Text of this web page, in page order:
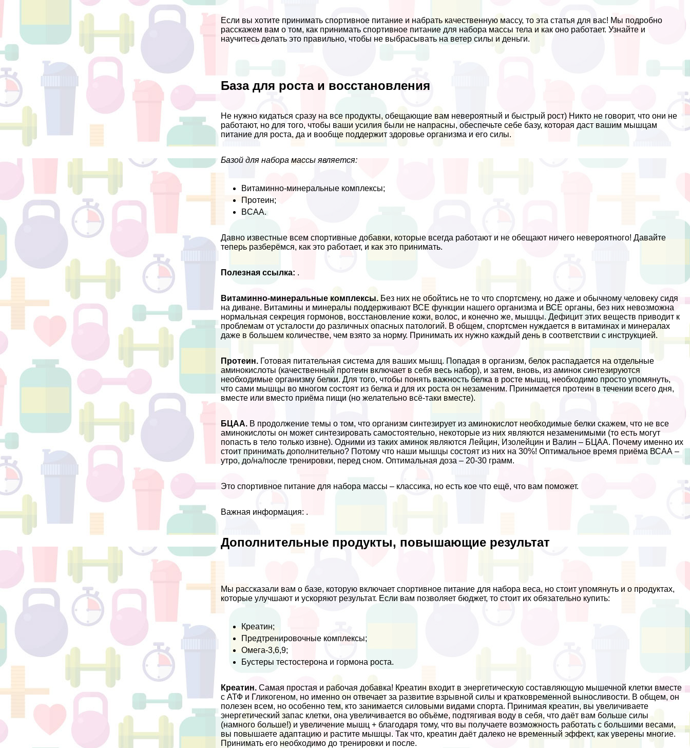
Если вы хотите принимать спортивное питание и набрать качественную массу, то эта статья для вас! Мы подробно
расскажем вам о том, как принимать спортивное питание для набора массы тела и как оно работает. Узнайте и
научитесь делать это правильно, чтобы не выбрасывать на ветер силы и деньги.
База для роста и восстановления
Не нужно кидаться сразу на все продукты, обещающие вам невероятный и быстрый рост) Никто не говорит, что они не
работают, но для того, чтобы ваши усилия были не напрасны, обеспечьте себе базу, которая даст вашим мышцам
питание для роста, да и вообще поддержит здоровье организма и его силы.
Базой для набора массы является:
Витаминно-минеральные комплексы;
Протеин;
BCAA.
Давно известные всем спортивные добавки, которые всегда работают и не обещают ничего невероятного! Давайте
теперь разберёмся, как это работает, и как это принимать.
Полезная ссылка: .
Витаминно-минеральные комплексы. Без них не обойтись не то что спортсмену, но даже и обычному человеку сидя
на диване. Витамины и минералы поддерживают ВСЕ функции нашего организма и ВСЕ органы, без них невозможна
нормальная секреция гормонов, восстановление кожи, волос, и конечно же, мышцы. Дефицит этих веществ приводит к
проблемам от усталости до различных опасных патологий. В общем, спортсмен нуждается в витаминах и минералах
даже в большем количестве, чем взято за норму. Принимать их нужно каждый день в соответствии с инструкцией.
Протеин. Готовая питательная система для ваших мышц. Попадая в организм, белок распадается на отдельные
аминокислоты (качественный протеин включает в себя весь набор), и затем, вновь, из аминок синтезируются
необходимые организму белки. Для того, чтобы понять важность белка в росте мышц, необходимо просто упомянуть,
что сами мышцы во многом состоят из белка и для их роста он незаменим. Принимается протеин в течении всего дня,
вместе или вместо приёма пищи (но желательно всё-таки вместе).
БЦАА. В продолжение темы о том, что организм синтезирует из аминокислот необходимые белки скажем, что не все
аминокислоты он может синтезировать самостоятельно, некоторые из них являются незаменимыми (то есть могут
попасть в тело только извне). Одними из таких аминок являются Лейцин, Изолейцин и Валин – БЦАА. Почему именно их
стоит принимать дополнительно? Потому что наши мышцы состоят из них на 30%! Оптимальное время приёма ВСАА –
утро, до/на/после тренировки, перед сном. Оптимальная доза – 20-30 грамм.
Это спортивное питание для набора массы – классика, но есть кое что ещё, что вам поможет.
Важная информация: .
Дополнительные продукты, повышающие результат
Мы рассказали вам о базе, которую включает спортивное питание для набора веса, но стоит упомянуть и о продуктах,
которые улучшают и ускоряют результат. Если вам позволяет бюджет, то стоит их обязательно купить:
Креатин;
Предтренировочные комплексы;
Омега-3,6,9;
Бустеры тестостерона и гормона роста.
Креатин. Самая простая и рабочая добавка! Креатин входит в энергетическую составляющую мышечной клетки вместе
с АТФ и Гликогеном, но именно он отвечает за развитие взрывной силы и кратковременной выносливости. В общем, он
полезен всем, но особенно тем, кто занимается силовыми видами спорта. Принимая креатин, вы увеличиваете
энергетический запас клетки, она увеличивается во объёме, подтягивая воду в себя, что даёт вам больше силы
(намного больше!) и увеличение мышц + благодаря тому, что вы получаете возможность работать с большими весами,
вы повышаете адаптацию и растите мышцы. Так что, креатин даёт далеко не временный эффект, как уверены многие.
Принимать его необходимо до тренировки и после.